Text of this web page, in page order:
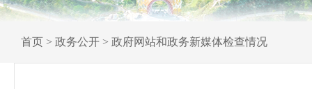
首页 > 政务公开 > 政府网站和政务新媒体检查情况